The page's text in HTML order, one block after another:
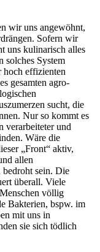
wir uns angewöhnt,
Sofern wir
uns kulinarisch alles
solches System
effizienten
gesamten agro-
sucht, die
Nur so kommt es
verarbeiteter und
Wäre die
„Front“ aktiv,
allen
bedroht sein. Die
überall. Viele
völlig
Bakterien, bspw. im
mit uns in
sie sich tödlich